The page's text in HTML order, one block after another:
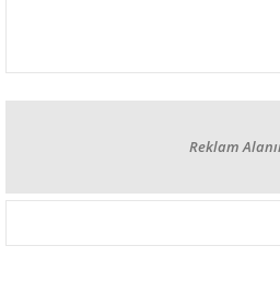
Reklam